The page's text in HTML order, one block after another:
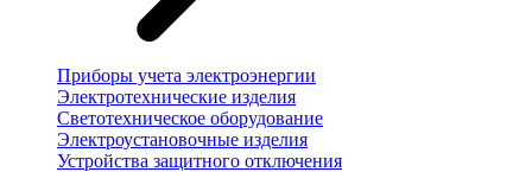
Приборы учета электроэнергии
Электротехнические изделия
Светотехническое оборудование
Электроустановочные изделия
Устройства защитного отключения